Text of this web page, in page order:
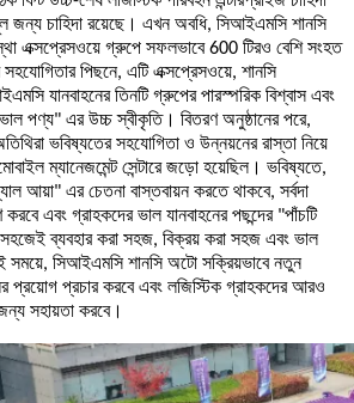
জন্য চাহিদা রয়েছে। এখন অবধি, সিআইএমসি শানসি
এক্সপ্রেসওয়ে গ্রুপে সফলভাবে 600 টিরও বেশি সংহত
পিছনে, এটি এক্সপ্রেসওয়ে, শানসি
যানবাহনের তিনটি গ্রুপের পারস্পরিক বিশ্বাস এবং
ভাল পণ্য" এর উচ্চ স্বীকৃতি। বিতরণ অনুষ্ঠানের পরে,
ভবিষ্যতের সহযোগিতা ও উন্নয়নের রাস্তা নিয়ে
ম্যানেজমেন্ট সেন্টারে জড়ো হয়েছিল। ভবিষ্যতে,
আয়া" এর চেতনা বাস্তবায়ন করতে থাকবে, সর্বদা
এবং গ্রাহকদের ভাল যানবাহনের পছন্দের "পাঁচটি
ব্যবহার করা সহজ, বিক্রয় করা সহজ এবং ভাল
সময়ে, সিআইএমসি শানসি অটো সক্রিয়ভাবে নতুন
প্রয়োগ প্রচার করবে এবং লজিস্টিক গ্রাহকদের আরও
সহায়তা করবে।